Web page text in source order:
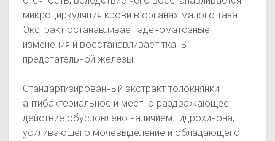
микроциркуляция крови в органах малого таза.
Экстракт останавливает аденоматозные
изменения и восстанавливает ткань
предстательной железы.
Стандартизированный экстракт толокнянки –
антибактериальное и местно раздражающее
действие обусловлено наличием гидрохинона,
усиливающего мочевыделение и обладающего